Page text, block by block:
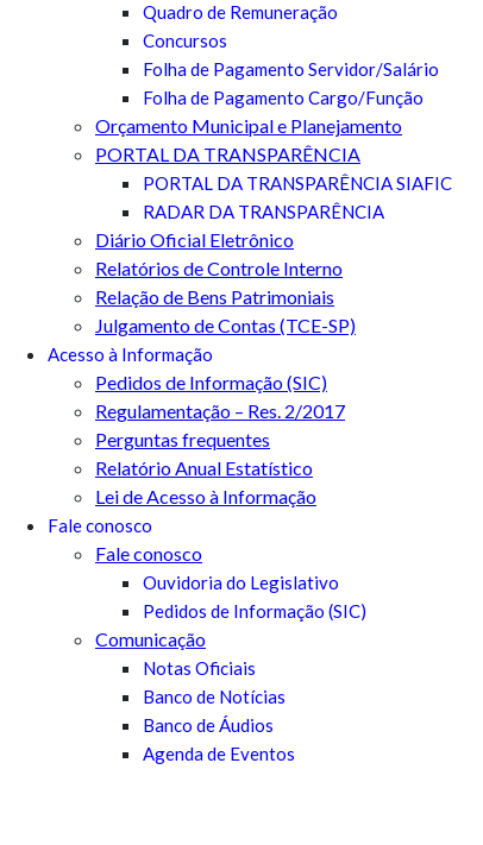
Quadro de Remuneração
Concursos
Folha de Pagamento Servidor/Salário
Folha de Pagamento Cargo/Função
Orçamento Municipal e Planejamento
PORTAL DA TRANSPARÊNCIA
PORTAL DA TRANSPARÊNCIA SIAFIC
RADAR DA TRANSPARÊNCIA
Diário Oficial Eletrônico
Relatórios de Controle Interno
Relação de Bens Patrimoniais
Julgamento de Contas (TCE-SP)
Acesso à Informação
Pedidos de Informação (SIC)
Regulamentação – Res. 2/2017
Perguntas frequentes
Relatório Anual Estatístico
Lei de Acesso à Informação
Fale conosco
Fale conosco
Ouvidoria do Legislativo
Pedidos de Informação (SIC)
Comunicação
Notas Oficiais
Banco de Notícias
Banco de Áudios
Agenda de Eventos